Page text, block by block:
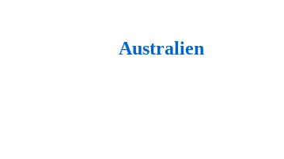
Australien